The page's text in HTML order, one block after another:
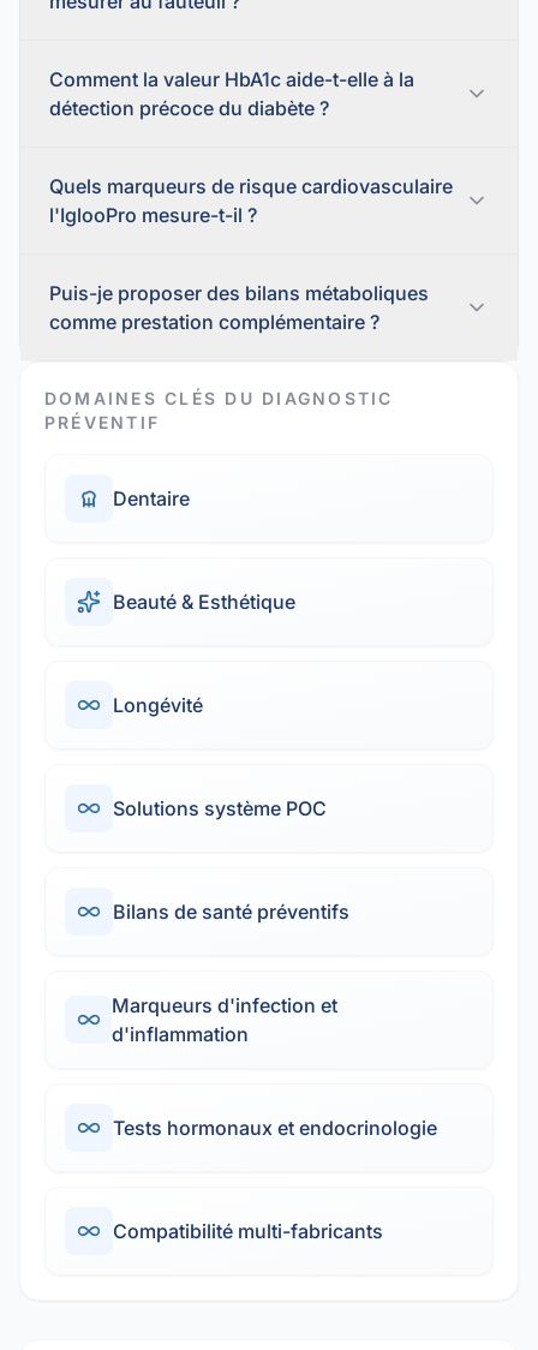
Comment la valeur HbA1c aide-t-elle à la
détection précoce du diabète ?
Quels marqueurs de risque cardiovasculaire
l'IglooPro mesure-t-il ?
Puis-je proposer des bilans métaboliques
comme prestation complémentaire ?
DOMAINES CLÉS DU DIAGNOSTIC
PRÉVENTIF
Dentaire
Beauté & Esthétique
Longévité
Solutions système POC
Bilans de santé préventifs
Marqueurs d'infection et
d'inflammation
Tests hormonaux et endocrinologie
Compatibilité multi-fabricants